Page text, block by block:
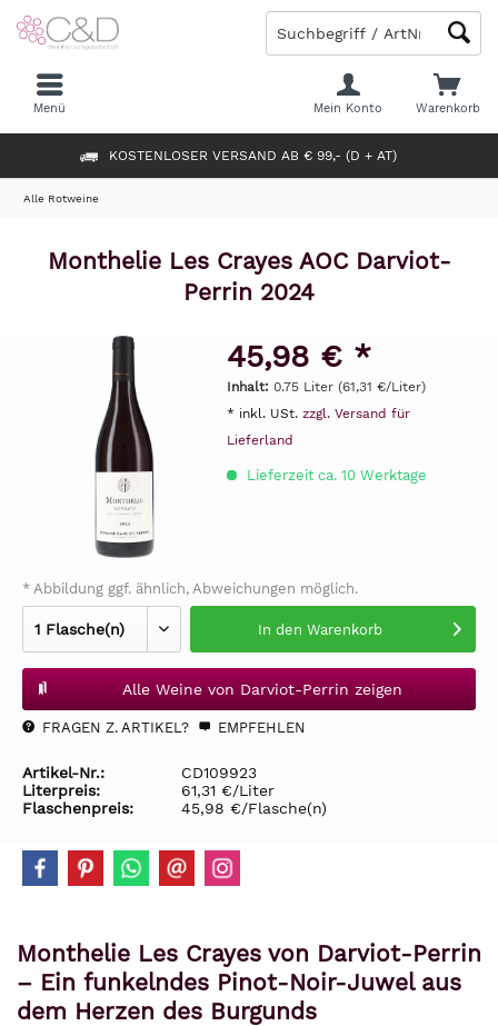
KOSTENLOSER VERSAND AB € 99,- (D + AT)
Warenkorb
Mein Konto
Menü
Alle Rotweine
Monthelie Les Crayes AOC Darviot-
Perrin 2024
45,98 € *
Inhalt: 0.75 Liter (61,31 €/Liter)
* inkl. USt. zzgl. Versand für
Lieferland
Lieferzeit ca. 10 Werktage
* Abbildung ggf. ähnlich, Abweichungen möglich.
In den Warenkorb
Alle Weine von Darviot-Perrin zeigen
FRAGEN Z. ARTIKEL? EMPFEHLEN
Artikel-Nr.:
CD109923
Literpreis:
61,31 €/Liter
Flaschenpreis:
45,98 €/Flasche(n)
Monthelie Les Crayes von Darviot-Perrin
– Ein funkelndes Pinot-Noir-Juwel aus
dem Herzen des Burgunds